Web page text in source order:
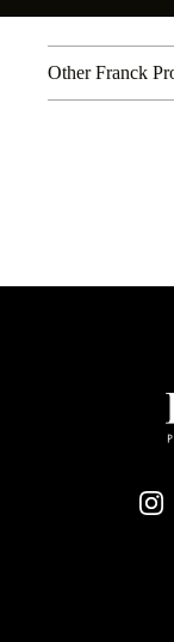
Other Franck